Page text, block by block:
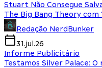
Stuart Não Consegue
The Big Bang Theory com
Redação NerdBunker
31.jul.26
Informe Publicitário
Testamos Silver Palace: